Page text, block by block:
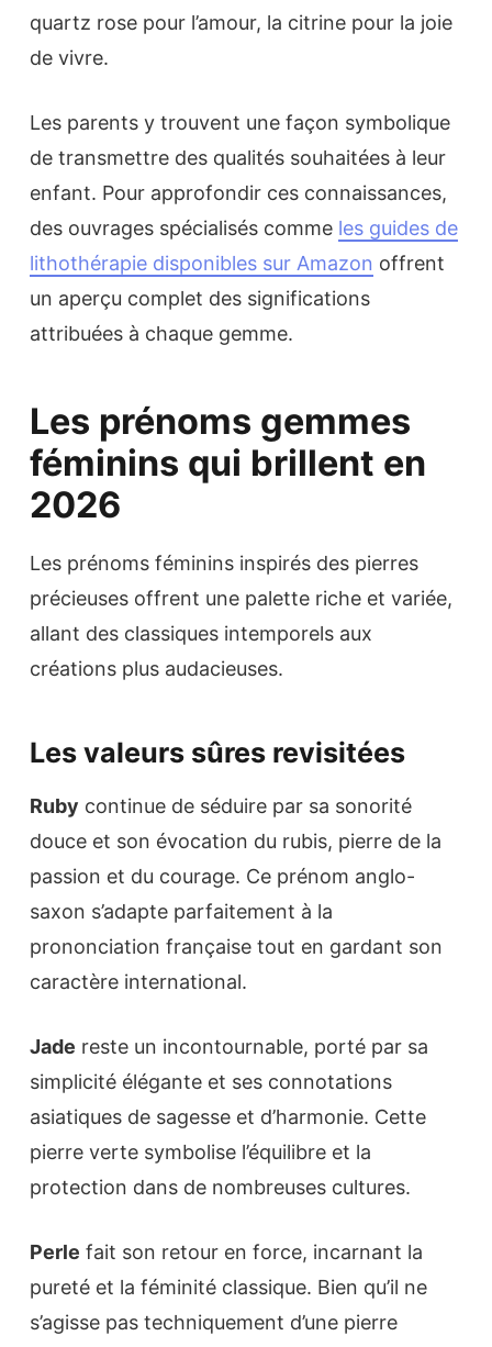
quartz rose pour l’amour, la citrine pour la joie
de vivre.
Les parents y trouvent une façon symbolique
de transmettre des qualités souhaitées à leur
enfant. Pour approfondir ces connaissances,
des ouvrages spécialisés comme les guides de
lithothérapie disponibles sur Amazon offrent
un aperçu complet des significations
attribuées à chaque gemme.
Les prénoms gemmes
féminins qui brillent en
2026
Les prénoms féminins inspirés des pierres
précieuses offrent une palette riche et variée,
allant des classiques intemporels aux
créations plus audacieuses.
Les valeurs sûres revisitées
Ruby continue de séduire par sa sonorité
douce et son évocation du rubis, pierre de la
passion et du courage. Ce prénom anglo-
saxon s’adapte parfaitement à la
prononciation française tout en gardant son
caractère international.
Jade reste un incontournable, porté par sa
simplicité élégante et ses connotations
asiatiques de sagesse et d’harmonie. Cette
pierre verte symbolise l’équilibre et la
protection dans de nombreuses cultures.
Perle fait son retour en force, incarnant la
pureté et la féminité classique. Bien qu’il ne
s’agisse pas techniquement d’une pierre